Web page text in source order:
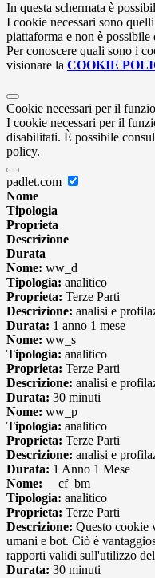
In questa schermata è
I cookie necessari sono
piattaforma e non è
Per conoscere quali sono i
visionare la COOKIE
Cookie necessari per il
I cookie necessari per il
disabilitati. È possibile
policy.
padlet.com
Nome
Tipologia
Proprieta
Descrizione
Durata
Nome: ww_d
Tipologia: analitico
Proprieta: Terze Parti
Descrizione: analisi e
Durata: 1 anno 1 mese
Nome: ww_s
Tipologia: analitico
Proprieta: Terze Parti
Descrizione: analisi e
Durata: 30 minuti
Nome: ww_p
Tipologia: analitico
Proprieta: Terze Parti
Descrizione: analisi e
Durata: 1 Anno 1 Mese
Nome: __cf_bm
Tipologia: analitico
Proprieta: Terze Parti
Descrizione: Questo cookie
umani e bot. Ciò è
rapporti validi sull'utilizzo
Durata: 30 minuti